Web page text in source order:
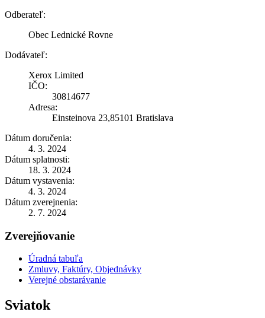
Odberateľ:
Obec Lednické Rovne
Dodávateľ:
Xerox Limited
IČO:
30814677
Adresa:
Einsteinova 23,85101 Bratislava
Dátum doručenia:
4. 3. 2024
Dátum splatnosti:
18. 3. 2024
Dátum vystavenia:
4. 3. 2024
Dátum zverejnenia:
2. 7. 2024
Zverejňovanie
Úradná tabuľa
Zmluvy, Faktúry, Objednávky
Verejné obstarávanie
Sviatok